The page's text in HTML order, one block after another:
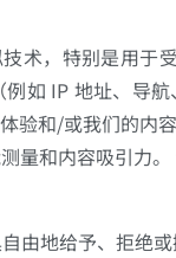
影
术，特别是用于
如 IP 地址、导
验和/或我们的内
量和内容吸引力
由地给予、拒绝